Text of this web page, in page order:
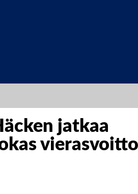
jatkaa
vierasvoitto